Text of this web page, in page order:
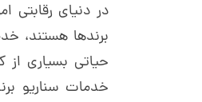
در دنیای رقابتی
برندها هستند،
حیاتی بسیاری از
خدمات سناریو